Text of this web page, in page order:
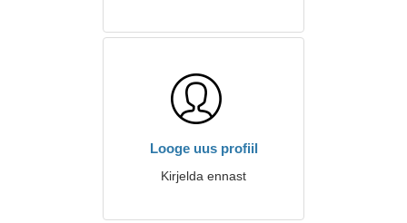
Looge uus profiil
Kirjelda ennast